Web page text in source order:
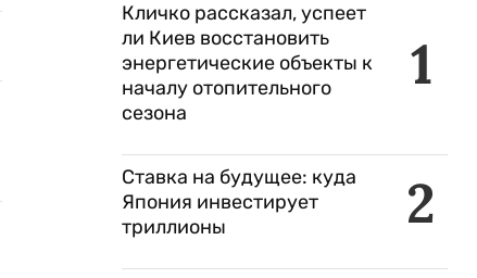
1
Кличко рассказал, успеет
ли Киев восстановить
энергетические объекты к
началу отопительного
сезона
2
Ставка на будущее: куда
Япония инвестирует
триллионы